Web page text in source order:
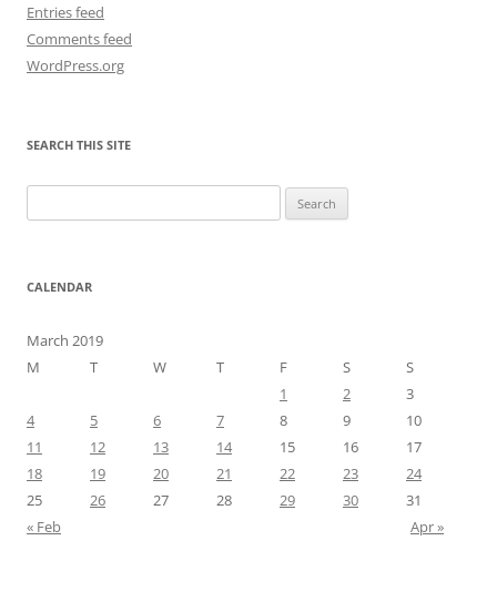
Entries feed
Comments feed
WordPress.org
SEARCH THIS SITE
for:
CALENDAR
March 2019
M
T W T F S
S
1
2
3
4
5 6 7 8 9
10
11
12 13 14 15 16
17
18
19 20 21 22 23
24
25
26 27 28 29 30
31
« Feb
Apr »